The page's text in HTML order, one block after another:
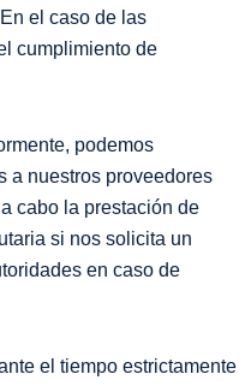
el caso de las
cumplimiento de
podemos
a nuestros proveedores
cabo la prestación de
si nos solicita un
en caso de
el tiempo estrictamente